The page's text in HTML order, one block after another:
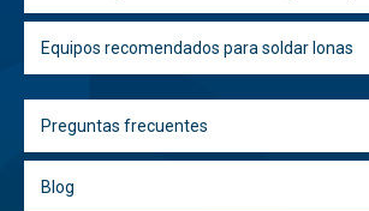
Equipos recomendados para soldar lonas
Preguntas frecuentes
Blog